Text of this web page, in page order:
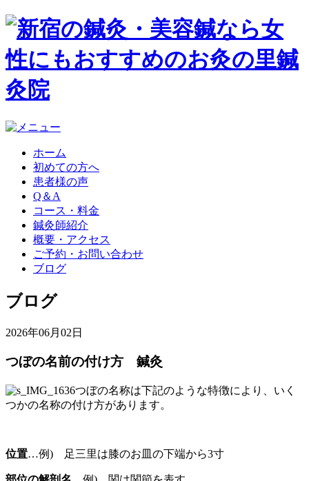
ホーム
初めての方へ
患者様の声
Q＆A
コース・料金
鍼灸師紹介
概要・アクセス
ご予約・お問い合わせ
ブログ
ブログ
2026年06月02日
つぼの名前の付け方 鍼灸
つぼの名称は下記のような特徴により、いく
つかの名称の付け方があります。
位置…例) 足三里は膝のお皿の下端から3寸